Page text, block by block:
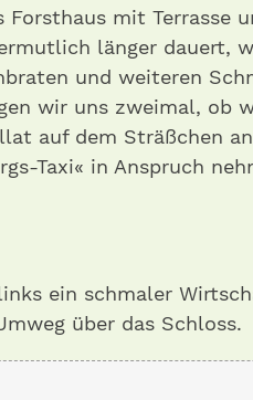
mit Terrasse
länger dauert,
und weiteren
wir uns zweimal, ob
auf dem Sträßchen
Taxi« in Anspruch
ein schmaler
über das Schloss.